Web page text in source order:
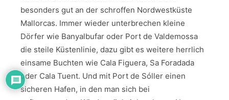
besonders gut an der schroffen Nordwestküste
Mallorcas. Immer wieder unterbrechen kleine
Dörfer wie Banyalbufar oder Port de Valdemossa
die steile Küstenlinie, dazu gibt es weitere herrlich
einsame Buchten wie Cala Figuera, Sa Foradada
oder Cala Tuent. Und mit Port de Sóller einen
sicheren Hafen, in den man sich bei